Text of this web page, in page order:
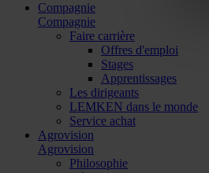
Compagnie
Compagnie
Faire carrière
Offres d'emploi
Stages
Apprentissages
Les dirigeants
LEMKEN dans le monde
Service achat
Agrovision
Agrovision
Philosophie